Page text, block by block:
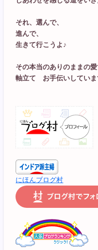
それ、選んで、
進んで、
生きて行こうよ♪
その本当のありのままの
軸立て お手伝いしてい
にほんブログ村